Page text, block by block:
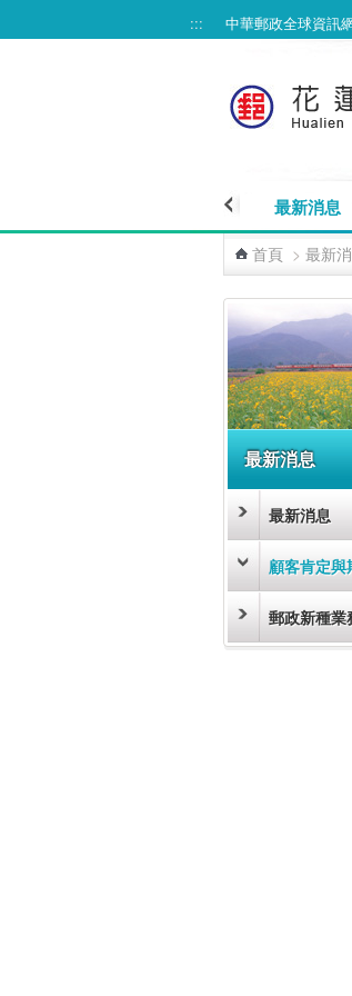
::: 中華郵政全球資訊
最新消息
首頁 > 最新
最新消息
最新消息
顧客肯定與
郵政新種業